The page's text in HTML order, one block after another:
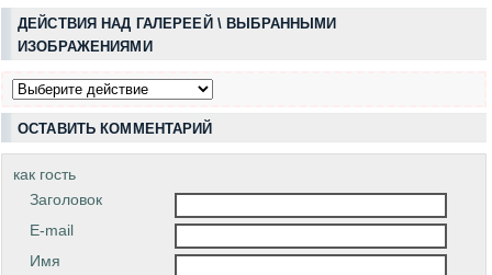
ДЕЙСТВИЯ НАД ГАЛЕРЕЕЙ \ ВЫБРАННЫМИ
ИЗОБРАЖЕНИЯМИ
ОСТАВИТЬ КОММЕНТАРИЙ
как гость
Заголовок
E-mail
Имя